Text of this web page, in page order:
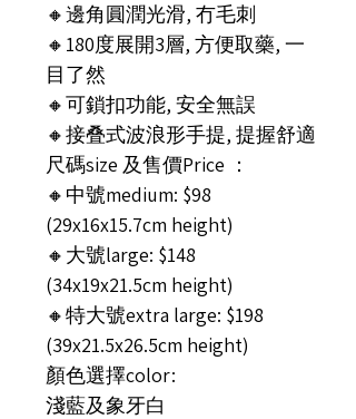
🔸邊角圓潤光滑, 冇毛刺
🔸180度展開3層, 方便取藥, 一
目了然
🔸可鎖扣功能, 安全無誤
🔸接叠式波浪形手提, 提握舒適
尺碼size 及售價Price ：
🔸中號medium: $98
(29x16x15.7cm height)
🔸大號large: $148
(34x19x21.5cm height)
🔸特大號extra large: $198
(39x21.5x26.5cm height)
顏色選擇color:
淺藍及象牙白